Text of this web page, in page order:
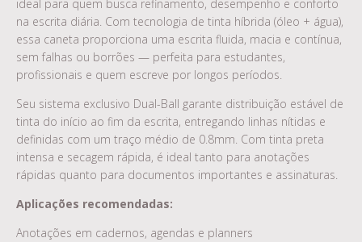
ideal para quem busca refinamento, desempenho e conforto
na escrita diária. Com tecnologia de tinta híbrida (óleo + água),
essa caneta proporciona uma escrita fluida, macia e contínua,
sem falhas ou borrões — perfeita para estudantes,
profissionais e quem escreve por longos períodos.
Seu sistema exclusivo Dual-Ball garante distribuição estável de
tinta do início ao fim da escrita, entregando linhas nítidas e
definidas com um traço médio de 0.8mm. Com tinta preta
intensa e secagem rápida, é ideal tanto para anotações
rápidas quanto para documentos importantes e assinaturas.
Aplicações recomendadas:
Anotações em cadernos, agendas e planners